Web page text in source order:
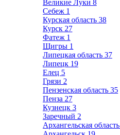
Великие Луки 8
Себеж 1
Курская область 38
Курск 27
Фатеж 1
Щигры 1
Липецкая область 37
Липецк 19
Елец 5
Грязи 2
Пензенская область 35
Пенза 27
Кузнецк 3
Заречный 2
Архангельская область